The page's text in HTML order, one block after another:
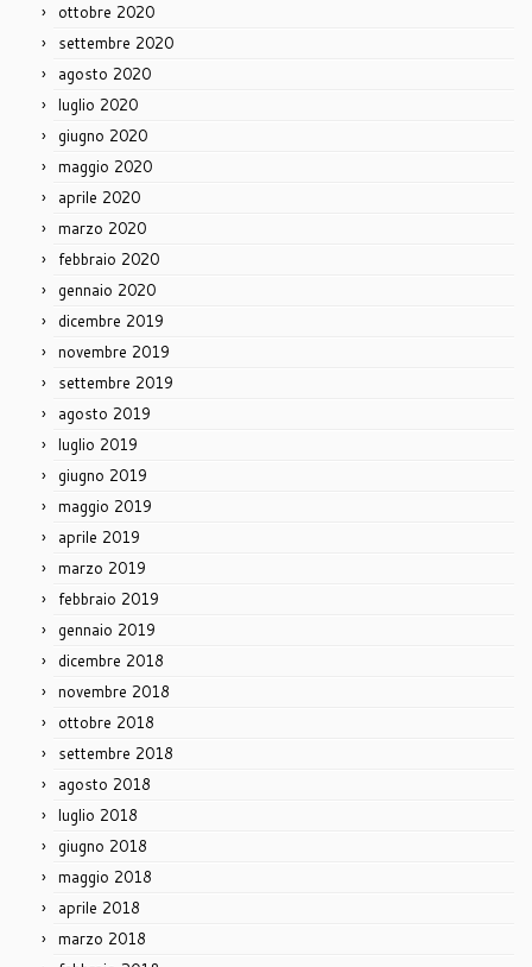
ottobre 2020
settembre 2020
agosto 2020
luglio 2020
giugno 2020
maggio 2020
aprile 2020
marzo 2020
febbraio 2020
gennaio 2020
dicembre 2019
novembre 2019
settembre 2019
agosto 2019
luglio 2019
giugno 2019
maggio 2019
aprile 2019
marzo 2019
febbraio 2019
gennaio 2019
dicembre 2018
novembre 2018
ottobre 2018
settembre 2018
agosto 2018
luglio 2018
giugno 2018
maggio 2018
aprile 2018
marzo 2018